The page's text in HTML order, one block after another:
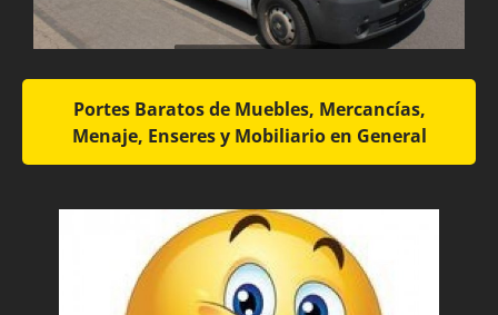
Portes Baratos de Muebles, Mercancías,
Menaje, Enseres y Mobiliario en General